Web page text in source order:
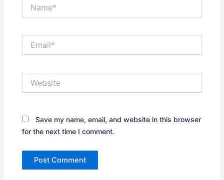
Save my name, email, and website in this browser
for the next time I comment.